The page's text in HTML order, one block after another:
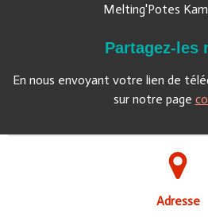
Melting'Potes
Partagez-les
En nous envoyant votre lien de
sur notre page
Adresse